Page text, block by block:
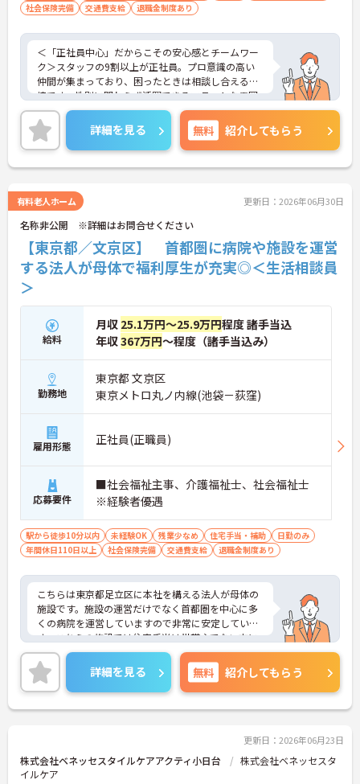
社会保険完備
交通費支給 退職金制度あり
＜「正社員中心」だからこその安心感とチームワー
ク＞スタッフの9割以上が正社員。プロ意識の高い
仲間が集まっており、困ったときは相談し合える環
境です。性別に関わらず活躍できるフラットな雰囲
気があります。
＜電動自転車でラクラク移動！身体への負担を軽減
＞会社から1人1台、専用の電動自転車が支給されま
す（一部例外あり）。お客様のご自宅への移動が快
適になるだけでなく、貸与された自転車での通勤も
合えます。
＜頑張りがしっかり給与に反映される仕組み＞「社
員を大事にする」をモットーに、業界トップクラス
の給与水準を目指しています。賞与は年2回あり、資
格手当や土日出勤手当も充実。キャリアパスも明確
で、管理者へのステップアップなど、頑張りに応じ
詳細を見る 無料 紹介してもらう
有料老人ホーム 更新日：2026年06月30日
名称非公開 ※詳細はお問合せください
【東京都／文京区】 首都圏に病院や施設を運営
する法人が母体で福利厚生が充実◎＜生活相談員
＞
給料
月収 25.1万円～25.9万円程度 諸手当込
年収367万円～程度（諸手当込み）
勤務地
東京都 文京区
東京メトロ丸ノ内線(池袋－荻窪)
雇用形態 正社員(正職員)
応募要件
■社会福祉主事、介護福祉士、社会福祉士
※経験者優遇
駅から徒歩10分以内 未経験OK 残業少なめ 住宅手当・補助
日勤のみ
年間休日110日以上
社会保険完備 交通費支給 退職金制度あり
こちらは東京都足立区に本社を構える法人が母体の
施設です。施設の運営だけでなく首都圏を中心に多
くの病院を運営していますので非常に安定していま
す。こちらの施設では住宅手当は世帯主でない方に
も支給され、家族手当はお子様が18歳になるまで支
給されます。また、首都圏にある同系列の病院を受
診した際は医療費減免制度が利用できます◎このよ
うに母体が安定しているからならではの充実した福
利厚生が魅力です。ご興味のある方には面接のポイ
詳細を見る 無料 紹介してもらう
更新日：2026年06月23日
株式会社ベネッセスタイルケアアクティ小日台
株式会社ベネッセスタ
イルケア